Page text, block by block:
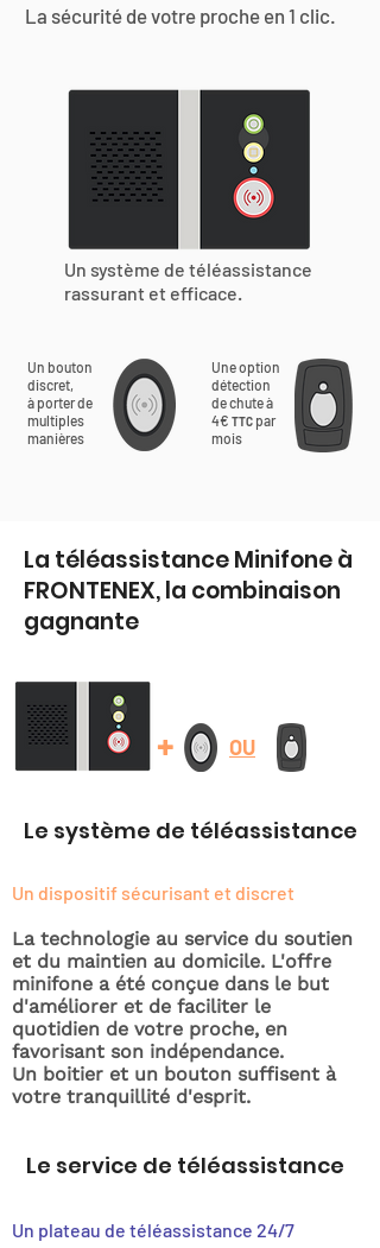
La sécurité de votre proche en 1 clic.
Un système de téléassistance
rassurant et efficace.
Un bouton
discret,
à porter de
multiples
manières
Une option
détection
de chute à
4€ TTC par
mois
La téléassistance Minifone à
FRONTENEX, la combinaison
gagnante
+ OU
Le système de téléassistance
Un dispositif sécurisant et discret
La technologie au service du soutien
et du maintien au domicile. L'offre
minifone a été conçue dans le but
d'améliorer et de faciliter le
quotidien de votre proche, en
favorisant son indépendance.
Un boitier et un bouton suffisent à
votre tranquillité d'esprit.
Le service de téléassistance
Un plateau de téléassistance 24/7